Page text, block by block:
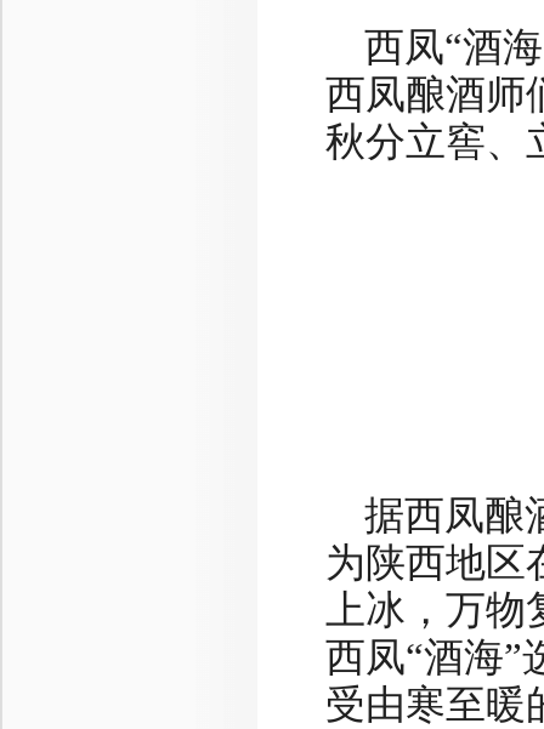
西凤“酒
西凤酿酒师
秋分立窖、
据西凤酿
为陕西地区
上冰，万物
西凤“酒海”
受由寒至暖